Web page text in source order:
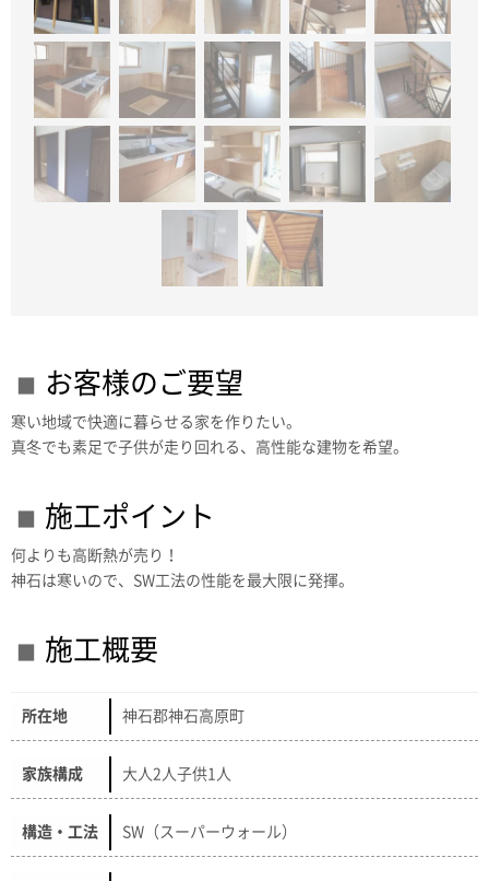
お客様のご要望
寒い地域で快適に暮らせる家を作りたい。
真冬でも素足で子供が走り回れる、高性能な建物を希望。
施工ポイント
何よりも高断熱が売り！
神石は寒いので、SW工法の性能を最大限に発揮。
施工概要
所在地 神石郡神石高原町
家族構成 大人2人子供1人
構造・工法 SW（スーパーウォール）